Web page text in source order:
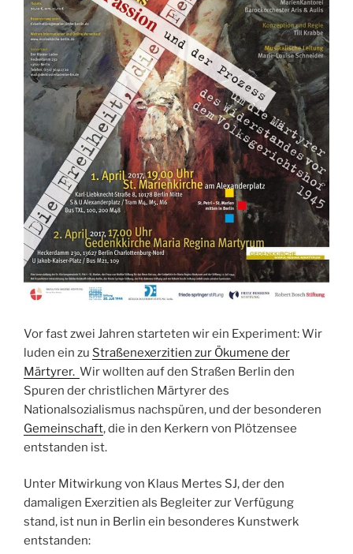
Vor fast zwei Jahren starteten wir ein Experiment: Wir
luden ein zu Straßenexerzitien zur Ökumene der
Märtyrer. Wir wollten auf den Straßen Berlin den
Spuren der christlichen Märtyrer des
Nationalsozialismus nachspüren, und der besonderen
Gemeinschaft, die in den Kerkern von Plötzensee
entstanden ist.
Unter Mitwirkung von Klaus Mertes SJ, der den
damaligen Exerzitien als Begleiter zur Verfügung
stand, ist nun in Berlin ein besonderes Kunstwerk
entstanden: